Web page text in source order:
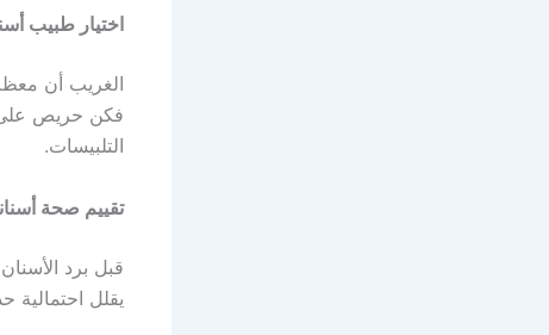
اختيار طبيب
الغريب أن
فكن حريص على
التلبيسات.
تقييم صحة
قبل برد
يقلل احتمالية